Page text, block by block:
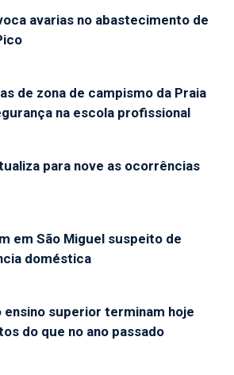
avarias no abastecimento de
de zona de campismo da Praia
na escola profissional
para nove as ocorrências
em São Miguel suspeito de
doméstica
ensino superior terminam hoje
do que no ano passado